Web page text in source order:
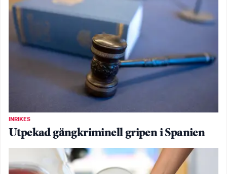
INRIKES
Utpekad gängkriminell gripen i Spanien